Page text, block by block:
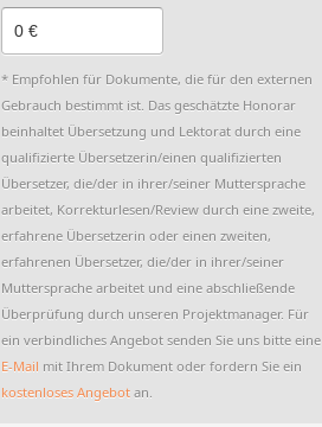
* Empfohlen für Dokumente, die für den externen
Gebrauch bestimmt ist. Das geschätzte Honorar
beinhaltet Übersetzung und Lektorat durch eine
qualifizierte Übersetzerin/einen qualifizierten
Übersetzer, die/der in ihrer/seiner Muttersprache
arbeitet, Korrekturlesen/Review durch eine zweite,
erfahrene Übersetzerin oder einen zweiten,
erfahrenen Übersetzer, die/der in ihrer/seiner
Muttersprache arbeitet und eine abschließende
Überprüfung durch unseren Projektmanager. Für
ein verbindliches Angebot senden Sie uns bitte eine
E-Mail mit Ihrem Dokument oder fordern Sie ein
kostenloses Angebot an.